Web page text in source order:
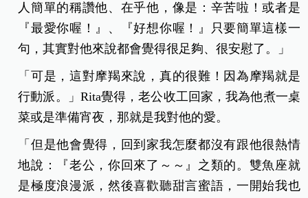
人簡單的稱讚他、在乎他，像是：辛苦啦！或者是
『最愛你喔！』、『好想你喔！』只要簡單這樣一
句，其實對他來說都會覺得很足夠、很安慰了。」
「可是，這對摩羯來說，真的很難！因為摩羯就是
行動派。」Rita覺得，老公收工回家，我為他煮一桌
菜或是準備宵夜，那就是我對他的愛。
「但是他會覺得，回到家我怎麼都沒有跟他很熱情
地說：『老公，你回來了～～』之類的。雙魚座就
是極度浪漫派，然後喜歡聽甜言蜜語，一開始我也